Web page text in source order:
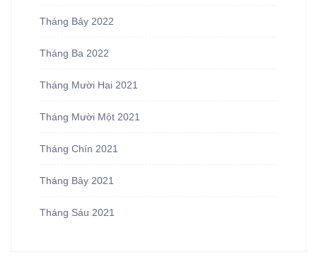
Tháng Bảy 2022
Tháng Ba 2022
Tháng Mười Hai 2021
Tháng Mười Một 2021
Tháng Chín 2021
Tháng Bảy 2021
Tháng Sáu 2021